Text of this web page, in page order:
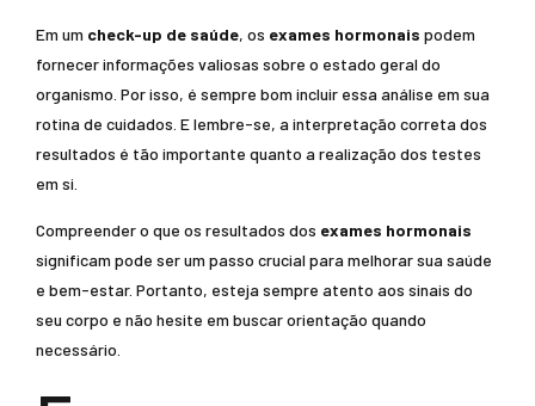
Em um check-up de saúde, os exames hormonais podem
fornecer informações valiosas sobre o estado geral do
organismo. Por isso, é sempre bom incluir essa análise em sua
rotina de cuidados. E lembre-se, a interpretação correta dos
resultados é tão importante quanto a realização dos testes
em si.
Compreender o que os resultados dos exames hormonais
significam pode ser um passo crucial para melhorar sua saúde
e bem-estar. Portanto, esteja sempre atento aos sinais do
seu corpo e não hesite em buscar orientação quando
necessário.